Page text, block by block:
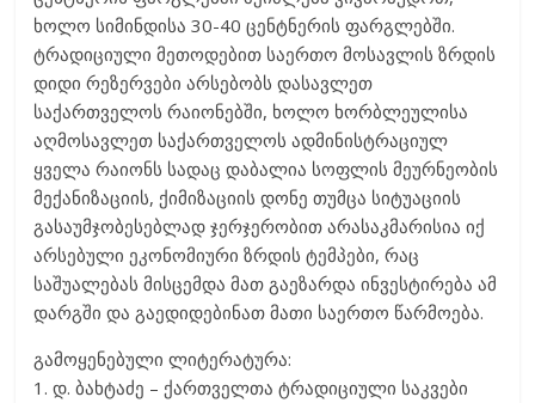
ხოლო სიმინდისა 30-40 ცენტნერის ფარგლებში.
ტრადიციული მეთოდებით საერთო მოსავლის ზრდის
დიდი რეზერვები არსებობს დასავლეთ
საქართველოს რაიონებში, ხოლო ხორბლეულისა
აღმოსავლეთ საქართველოს ადმინისტრაციულ
ყველა რაიონს სადაც დაბალია სოფლის მეურნეობის
მექანიზაციის, ქიმიზაციის დონე თუმცა სიტუაციის
გასაუმჯობესებლად ჯერჯერობით არასაკმარისია იქ
არსებული ეკონომიური ზრდის ტემპები, რაც
საშუალებას მისცემდა მათ გაეზარდა ინვესტირება ამ
დარგში და გაედიდებინათ მათი საერთო წარმოება.
გამოყენებული ლიტერატურა:
1. დ. ბახტაძე – ქართველთა ტრადიციული საკვები